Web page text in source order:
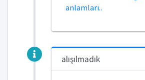
anlamları..
alışılmadık